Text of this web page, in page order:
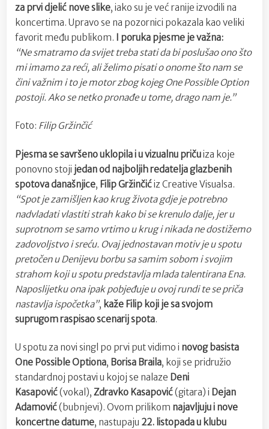
za prvi djelić nove slike, iako su je već ranije izvodili na
koncertima. Upravo se na pozornici pokazala kao veliki
favorit među publikom. I poruka pjesme je važna:
“Ne smatramo da svijet treba stati da bi poslušao ono što
mi imamo za reći, ali želimo pisati o onome što nam se
čini važnim i to je motor zbog kojeg One Possible Option
postoji. Ako se netko pronađe u tome, drago nam je.”
Foto: Filip Gržinčić
Pjesma se savršeno uklopila i u vizualnu pričuiza koje
ponovno stoji jedan od najboljih redatelja glazbenih
spotova današnjice, Filip Gržinčićiz Creative Visualsa.
“Spot je zamišljen kao krug života gdje je potrebno
nadvladati vlastiti strah kako bi se krenulo dalje, jer u
suprotnom se samo vrtimo u krug i nikada ne dostižemo
zadovoljstvo i sreću. Ovaj jednostavan motiv je u spotu
pretočen u Denijevu borbu sa samim sobom i svojim
strahom koji u spotu predstavlja mlada talentirana Ena.
Naposlijetku ona ipak pobjeđuje u ovoj rundi te se priča
nastavlja ispočetka”, kaže Filip koji je sa svojom
suprugom raspisao scenarij spota.
U spotu za novi singl po prvi put vidimo i novog basista
One Possible Optiona, Borisa Braila, koji se pridružio
standardnoj postavi u kojoj se nalaze Deni
Kasapović(vokal), Zdravko Kasapović(gitara) i Dejan
Adamović(bubnjevi). Ovom prilikom najavljuju i nove
koncertne datume, nastupaju 22. listopada u klubu